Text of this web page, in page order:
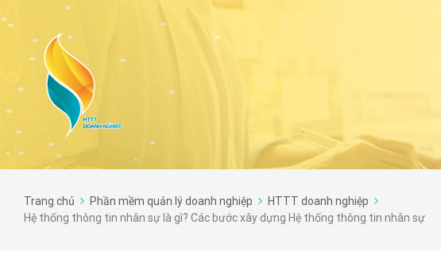
Trang chủ Phần mềm quản lý doanh nghiệp
HTTT doanh nghiệp
Hệ thống thông tin nhân sự là gì? Các bước xây dựng Hệ thống thông tin nhân sự